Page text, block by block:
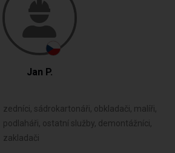
Jan P.
zedníci, sádrokartonáři, obkladači, malíři,
podlaháři, ostatní služby, demontážníci,
zakladači